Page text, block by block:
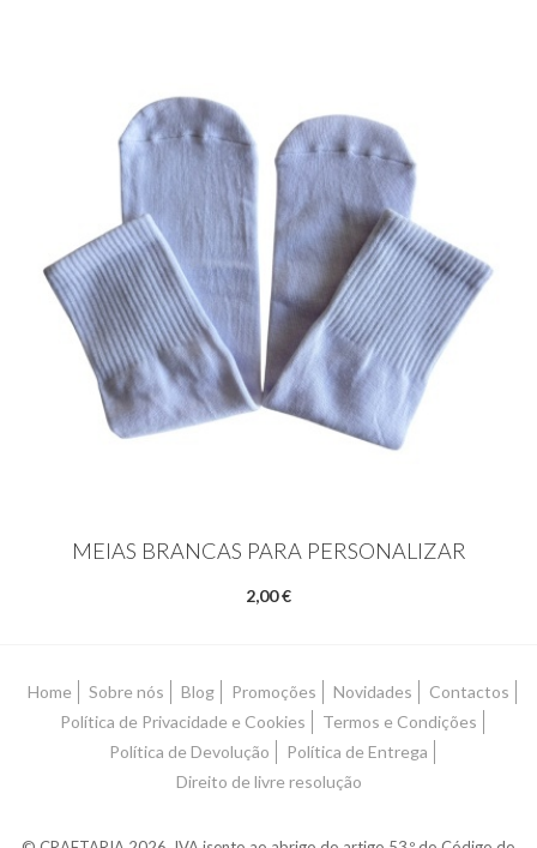
MEIAS BRANCAS PARA PERSONALIZAR
2,00 €
Home Sobre nós Blog Promoções Novidades
Contactos
Política de Privacidade e Cookies
Termos e Condições
Política de Devolução
Política de Entrega
Direito de livre resolução